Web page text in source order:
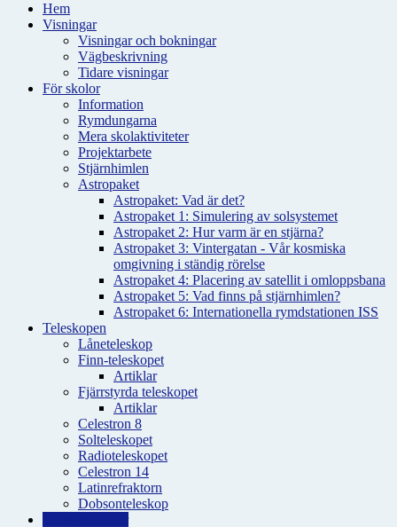
Hem
Visningar
Visningar och bokningar
Vägbeskrivning
Tidare visningar
För skolor
Information
Rymdungarna
Mera skolaktiviteter
Projektarbete
Stjärnhimlen
Astropaket
Astropaket: Vad är det?
Astropaket 1: Simulering av solsystemet
Astropaket 2: Hur varm är en stjärna?
Astropaket 3: Vintergatan - Vår kosmiska
omgivning i ständig rörelse
Astropaket 4: Placering av satellit i omloppsbana
Astropaket 5: Vad finns på stjärnhimlen?
Astropaket 6: Internationella rymdstationen ISS
Teleskopen
Låneteleskop
Finn-teleskopet
Artiklar
Fjärrstyrda teleskopet
Artiklar
Celestron 8
Solteleskopet
Radioteleskopet
Celestron 14
Latinrefraktorn
Dobsonteleskop